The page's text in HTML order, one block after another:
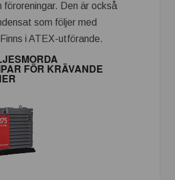
föroreningar. Den är också
som följer med
i ATEX-utförande.
FÖR KRÄVANDE